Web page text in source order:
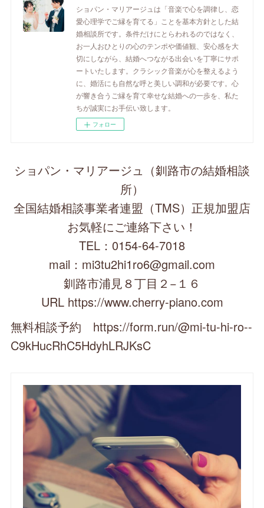
ショパン・マリアージュは「音楽で心を調律し、恋
愛心理学でご縁を育てる」ことを基本方針とした結
婚相談所です。条件だけにとらわれるのではなく、
お一人おひとりの心のテンポや価値観、安心感を大
切にしながら、結婚へつながる出会いを丁寧にサポ
ートいたします。クラシック音楽が心を整えるよう
に、婚活にも自然な呼と美しい調和が必要です。心
が響き合うご縁を育て幸せな結婚への一歩を、私た
ちが誠実にお手伝い致します。
フォロー
ショパン・マリアージュ（釧路市の結婚相談
所）
全国結婚相談事業者連盟（TMS）正規加盟店
お気軽にご連絡下さい！
TEL：0154-64-7018
mail：mi3tu2hi1ro6@gmail.com
釧路市浦見８丁目２−１６
URL https://www.cherry-piano.com
無料相談予約 https://form.run/@mi-tu-hi-ro--
C9kHucRhC5HdyhLRJKsC